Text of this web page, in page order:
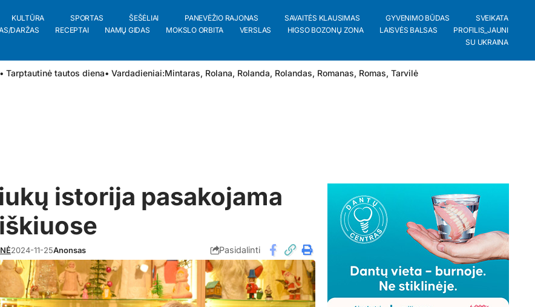
KULTŪRA SPORTAS ŠEŠĖLIAI PANEVĖŽIO RAJONAS SAVAITĖS KLAUSIMAS GYVENIMO BŪDAS
SVEIKATA
DARŽAS RECEPTAI NAMŲ GIDAS MOKSLO ORBITA VERSLAS HIGSO BOZONŲ ZONA LAISVĖS BALSAS
PROFILIS_JAUNI
SU UKRAINA
• Tarptautinė tautos diena• Vardadieniai:Mintaras, Rolana, Rolanda, Rolandas, Romanas, Romas, Tarvilė
istorija pasakojama
2024-11-25Anonsas Pasidalinti